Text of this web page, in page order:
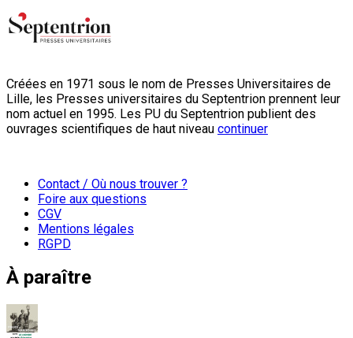
Créées en 1971 sous le nom de Presses Universitaires de
Lille, les Presses universitaires du Septentrion prennent leur
nom actuel en 1995. Les PU du Septentrion publient des
ouvrages scientifiques de haut niveau continuer
Contact / Où nous trouver ?
Foire aux questions
CGV
Mentions légales
RGPD
À paraître